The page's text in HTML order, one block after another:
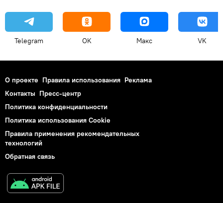
Telegram OK Макс VK
О проекте Правила использования Реклама
Контакты Пресс-центр
Политика конфиденциальности
Политика использования Cookie
Правила применения рекомендательных
технологий
Обратная связь